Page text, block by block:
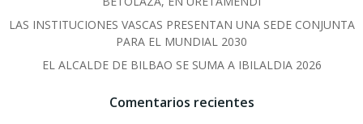
LAS INSTITUCIONES VASCAS PRESENTAN UNA SEDE CONJUNTA
PARA EL MUNDIAL 2030
EL ALCALDE DE BILBAO SE SUMA A IBILALDIA 2026
Comentarios recientes